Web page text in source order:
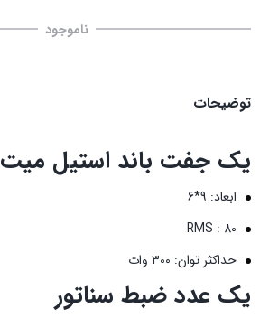
ناموجود
توضیحات
یک جفت باند استیل میت
ابعاد: 9*6
RMS : 80
حداکثر توان: 300 وات
یک عدد ضبط سناتور